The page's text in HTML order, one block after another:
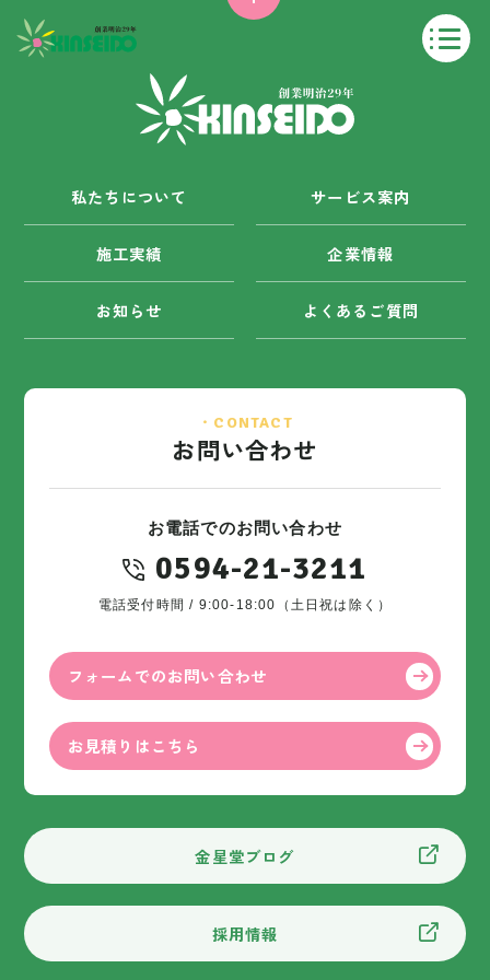
私たちについて サービス案内
施工実績 企業情報
お知らせ よくあるご質問
金星堂ブログ
採用情報
・CONTACT
お問い合わせ
お電話でのお問い合わせ
0594-21-3211
電話受付時間 / 9:00-18:00（土日祝は除く）
フォームでのお問い合わせ
お見積りはこちら